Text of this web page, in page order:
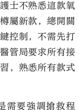
士不熟悉這款氧
屬新款，總開關
控制，不需先打
管局要求所有接
，熟悉所有款式
需要強調搶救程